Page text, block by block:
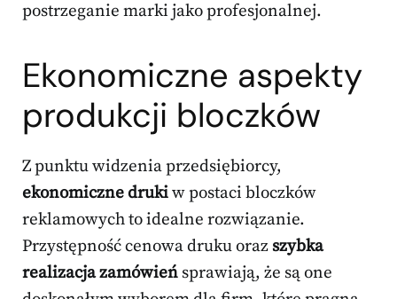
postrzeganie marki jako profesjonalnej.
Ekonomiczne aspekty
produkcji bloczków
Z punktu widzenia przedsiębiorcy,
ekonomiczne drukiw postaci bloczków
reklamowych to idealne rozwiązanie.
Przystępność cenowa druku oraz szybka
realizacja zamówień sprawiają, że są one